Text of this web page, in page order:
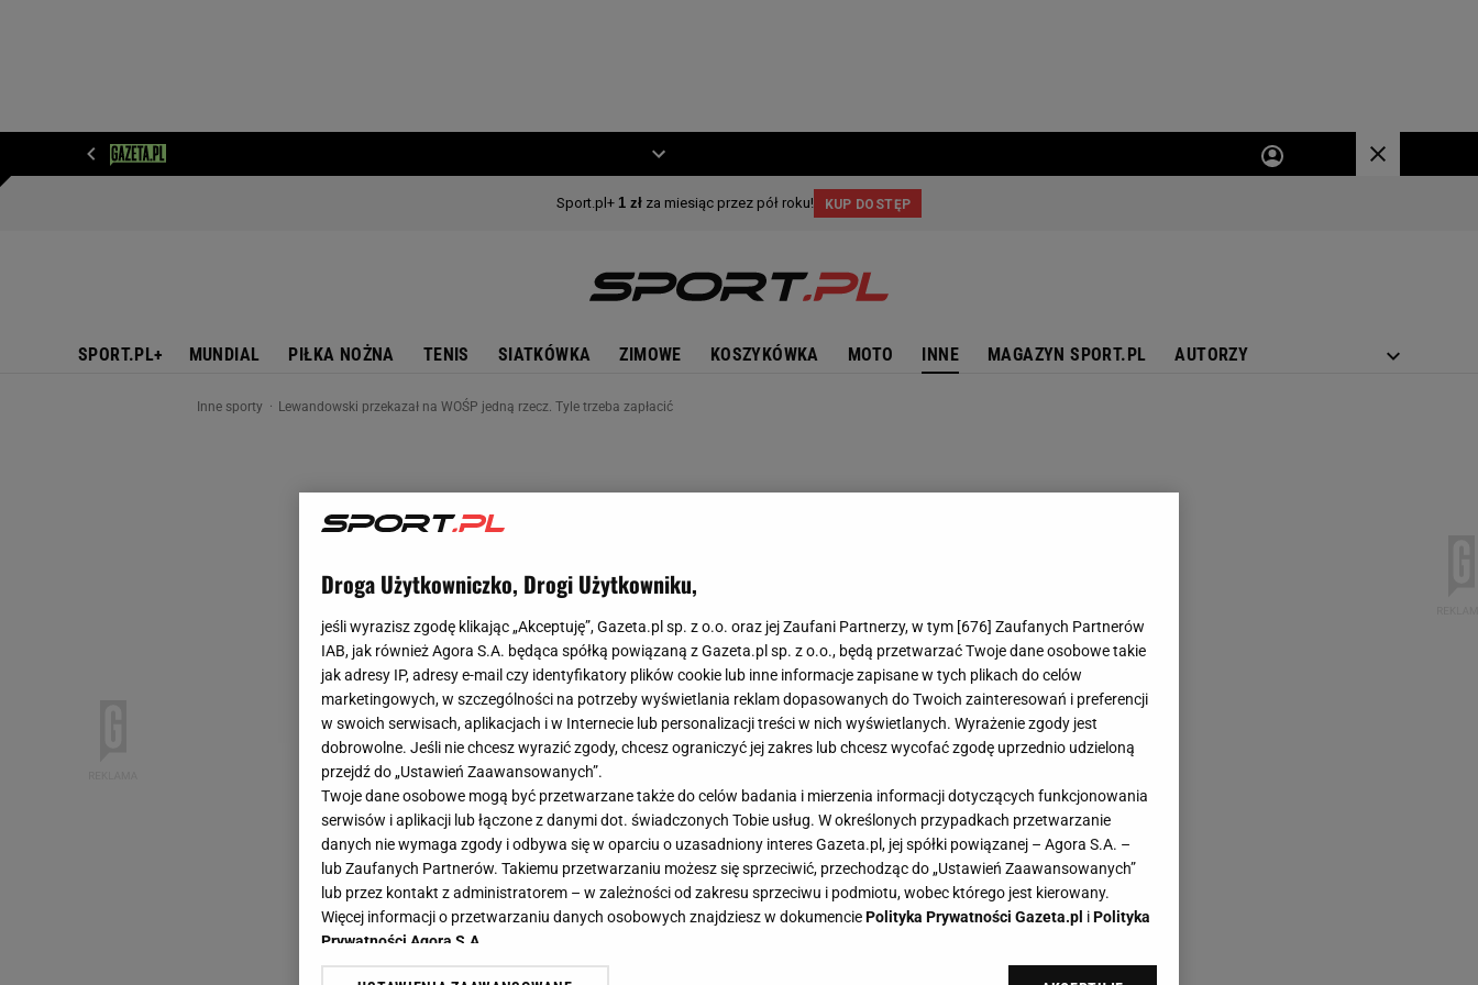
SPORT.PL+ MUNDIAL PIŁKA NOŻNA TENIS SIATKÓWKA ZIMOWE KOSZYKÓWKA MOTO INNE MAGAZYN SPORT.PL AUTORZY
Inne sporty Lewandowski przekazał na WOŚP jedną rzecz. Tyle trzeba zapłacić
Droga Użytkowniczko, Drogi Użytkowniku,
jeśli wyrazisz zgodę klikając „Akceptuję”, Gazeta.pl sp. z o.o. oraz jej Zaufani Partnerzy, w tym [676] Zaufanych Partnerów
IAB, jak również Agora S.A. będąca spółką powiązaną z Gazeta.pl sp. z o.o., będą przetwarzać Twoje dane osobowe takie
jak adresy IP, adresy e-mail czy identyfikatory plików cookie lub inne informacje zapisane w tych plikach do celów
marketingowych, w szczególności na potrzeby wyświetlania reklam dopasowanych do Twoich zainteresowań i preferencji
w swoich serwisach, aplikacjach i w Internecie lub personalizacji treści w nich wyświetlanych. Wyrażenie zgody jest
dobrowolne. Jeśli nie chcesz wyrazić zgody, chcesz ograniczyć jej zakres lub chcesz wycofać zgodę uprzednio udzieloną
przejdź do „Ustawień Zaawansowanych”.
Twoje dane osobowe mogą być przetwarzane także do celów badania i mierzenia informacji dotyczących funkcjonowania
serwisów i aplikacji lub łączone z danymi dot. świadczonych Tobie usług. W określonych przypadkach przetwarzanie
danych nie wymaga zgody i odbywa się w oparciu o uzasadniony interes Gazeta.pl, jej spółki powiązanej – Agora S.A. –
lub Zaufanych Partnerów. Takiemu przetwarzaniu możesz się sprzeciwić, przechodząc do „Ustawień Zaawansowanych”
lub przez kontakt z administratorem – w zależności od zakresu sprzeciwu i podmiotu, wobec którego jest kierowany.
Więcej informacji o przetwarzaniu danych osobowych znajdziesz w dokumenciePolityka Prywatności Gazeta.pl iPolityka
Prywatności Agora S.A.